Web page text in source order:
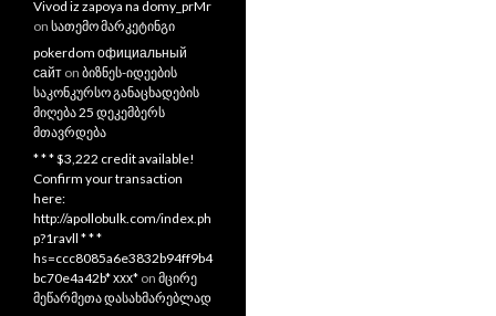
Vivod iz zapoya na domy_prMr
on სათემო მარკეტინგი
pokerdom официальный
сайт on ბიზნეს-იდეების
საკონკურსო განაცხადების
მიღება 25 დეკემბერს
მთავრდება
* * * $3,222 credit available!
Confirm your transaction
here:
http://apollobulk.com/index.ph
p?1ravll * * *
hs=ccc8085a6e3832b94ff9b4
bc70e4a42b* ххх* on მცირე
მეწარმეთა დასახმარებლად